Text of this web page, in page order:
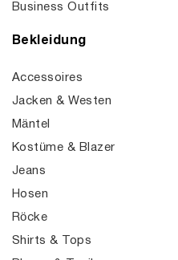
Business Outfits
Bekleidung
Accessoires
Jacken & Westen
Mäntel
Kostüme & Blazer
Jeans
Hosen
Röcke
Shirts & Tops